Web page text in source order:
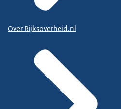
Over Rijksoverheid.nl